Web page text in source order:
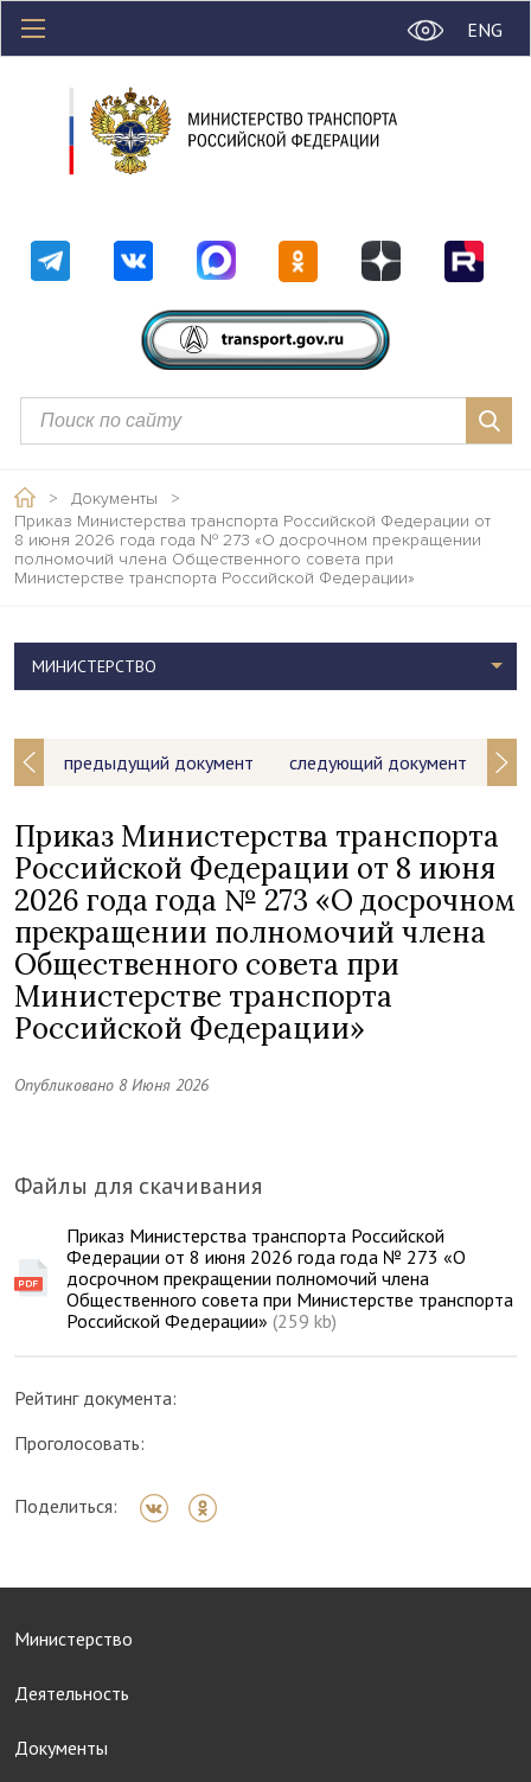
ENG
> Документы
>
Приказ Министерства транспорта Российской Федерации от
8 июня 2026 года года № 273 «О досрочном прекращении
полномочий члена Общественного совета при
Министерстве транспорта Российской Федерации»
предыдущий документ следующий документ
Приказ Министерства транспорта
Российской Федерации от 8 июня
2026 года года № 273 «О досрочном
прекращении полномочий члена
Общественного совета при
Министерстве транспорта
Российской Федерации»
Опубликовано 8 Июня 2026
Файлы для скачивания
Приказ Министерства транспорта Российской
Федерации от 8 июня 2026 года года № 273 «О
досрочном прекращении полномочий члена
Общественного совета при Министерстве транспорта
Российской Федерации» (259 kb)
Рейтинг документа:
Проголосовать:
Поделиться:
МИНИСТЕРСТВО
Министерство
Деятельность
Документы